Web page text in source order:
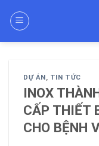
DỰ ÁN, TIN TỨC
INOX
CẤP THIẾT
CHO BỆNH